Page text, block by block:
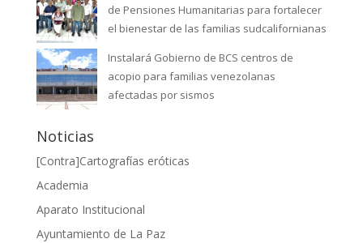
de Pensiones Humanitarias para fortalecer
el bienestar de las familias sudcalifornianas
Instalará Gobierno de BCS centros de
acopio para familias venezolanas
afectadas por sismos
Noticias
[Contra]Cartografías eróticas
Academia
Aparato Institucional
Ayuntamiento de La Paz